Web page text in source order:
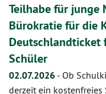
Teilhabe für junge
Bürokratie für die
Deutschlandticket
Schüler
02.07.2026 - Ob
derzeit ein